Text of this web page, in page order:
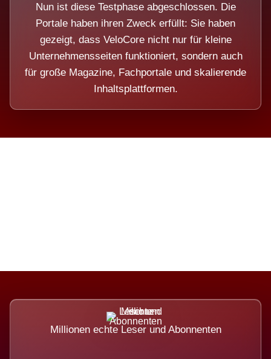
Nun ist diese Testphase abgeschlossen. Die
Portale haben ihren Zweck erfüllt: Sie haben
gezeigt, dass VeloCore nicht nur für kleine
Unternehmensseiten funktioniert, sondern auch
für große Magazine, Fachportale und skalierende
Inhaltsplattformen.
Millionen echte Leser und Abonnenten